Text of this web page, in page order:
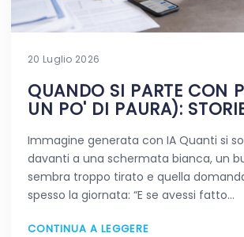
20 Luglio 2026
QUANDO SI PARTE CON
UN PO' DI PAURA):
Immagine generata con IA Quanti si
davanti a una schermata bianca, un
sembra troppo tirato e quella
spesso la giornata: “E se avessi fatto…
CONTINUA A LEGGERE